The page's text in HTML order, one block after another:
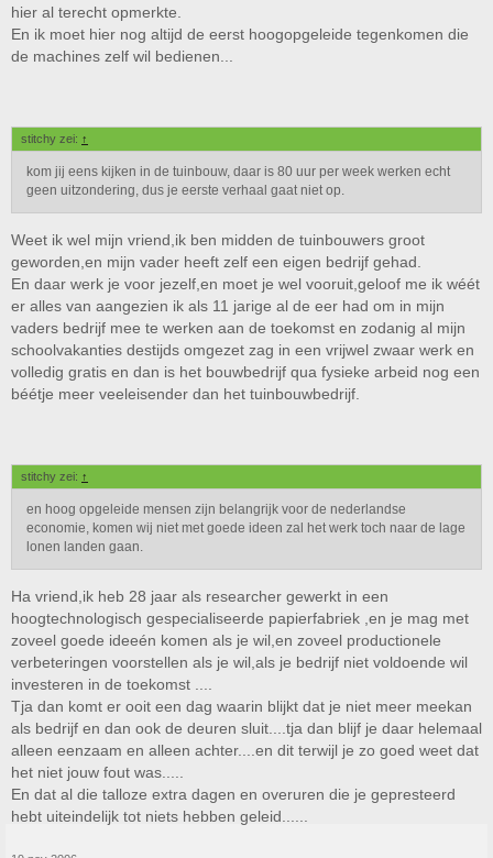
hier al terecht opmerkte.
En ik moet hier nog altijd de eerst hoogopgeleide tegenkomen die
de machines zelf wil bedienen...
stitchy zei: ↑
kom jij eens kijken in de tuinbouw, daar is 80 uur per week werken echt
geen uitzondering, dus je eerste verhaal gaat niet op.
Weet ik wel mijn vriend,ik ben midden de tuinbouwers groot
geworden,en mijn vader heeft zelf een eigen bedrijf gehad.
En daar werk je voor jezelf,en moet je wel vooruit,geloof me ik wéét
er alles van aangezien ik als 11 jarige al de eer had om in mijn
vaders bedrijf mee te werken aan de toekomst en zodanig al mijn
schoolvakanties destijds omgezet zag in een vrijwel zwaar werk en
volledig gratis en dan is het bouwbedrijf qua fysieke arbeid nog een
béétje meer veeleisender dan het tuinbouwbedrijf.
stitchy zei: ↑
en hoog opgeleide mensen zijn belangrijk voor de nederlandse
economie, komen wij niet met goede ideen zal het werk toch naar de lage
lonen landen gaan.
Ha vriend,ik heb 28 jaar als researcher gewerkt in een
hoogtechnologisch gespecialiseerde papierfabriek ,en je mag met
zoveel goede ideeén komen als je wil,en zoveel productionele
verbeteringen voorstellen als je wil,als je bedrijf niet voldoende wil
investeren in de toekomst ....
Tja dan komt er ooit een dag waarin blijkt dat je niet meer meekan
als bedrijf en dan ook de deuren sluit....tja dan blijf je daar helemaal
alleen eenzaam en alleen achter....en dit terwijl je zo goed weet dat
het niet jouw fout was.....
En dat al die talloze extra dagen en overuren die je gepresteerd
hebt uiteindelijk tot niets hebben geleid......